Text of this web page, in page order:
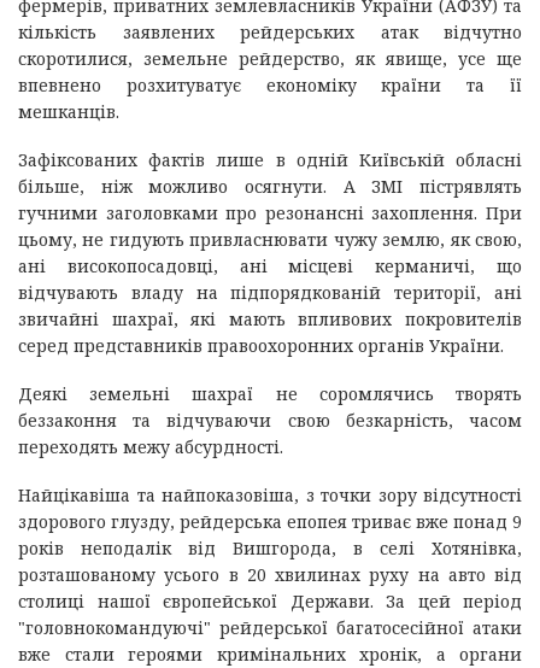
фермерів, приватних землевласників України (АФЗУ) та
кількість заявлених рейдерських атак відчутно
скоротилися, земельне рейдерство, як явище, усе ще
впевнено розхитуватує економіку країни та її
мешканців.
Зафіксованих фактів лише в одній Київській обласні
більше, ніж можливо осягнути. А ЗМІ пістрявлять
гучними заголовками про резонансні захоплення. При
цьому, не гидують привласнювати чужу землю, як свою,
ані високопосадовці, ані місцеві керманичі, що
відчувають владу на підпорядкованій території, ані
звичайні шахраї, які мають впливових покровителів
серед представників правоохоронних органів України.
Деякі земельні шахраї не соромлячись творять
беззаконня та відчуваючи свою безкарність, часом
переходять межу абсурдності.
Найцікавіша та найпоказовіша, з точки зору відсутності
здорового глузду, рейдерська епопея триває вже понад 9
років неподалік від Вишгорода, в селі Хотянівка,
розташованому усього в 20 хвилинах руху на авто від
столиці нашої європейської Держави. За цей період
"головнокомандуючі" рейдерської багатосесійної атаки
вже стали героями кримінальних хронік, а органи